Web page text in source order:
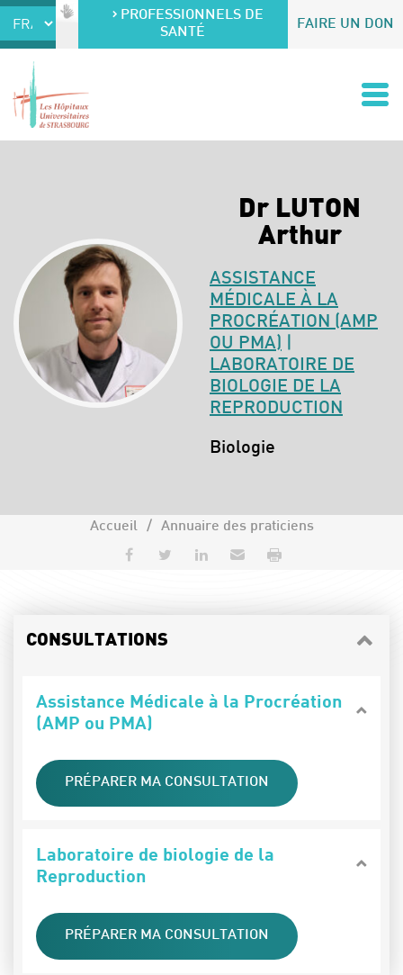
Accéder au contenu
Accéder au menuPROFESSIONNELS DE
SANTÉ
FAIRE UN DON
Dr LUTON
Arthur
ASSISTANCE
MÉDICALE À LA
PROCRÉATION (AMP
OU PMA)
LABORATOIRE DE
BIOLOGIE DE LA
REPRODUCTION
Spécialités :
Biologie
Accueil Annuaire des praticiens
Partager sur Facebook
Partager sur Twitter
Partager sur LinkedIn
Envoyer par e-mail
CONSULTATIONS
Assistance Médicale à la Procréation
(AMP ou PMA)
PRÉPARER MA CONSULTATION
Laboratoire de biologie de la
Reproduction
PRÉPARER MA CONSULTATION